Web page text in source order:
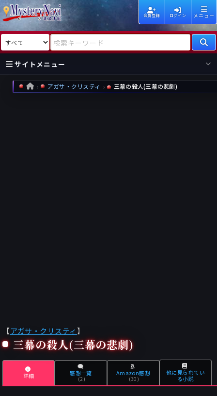
会員登録 ログイン メニュー
検索対象 検索キーワード
サイトメニュー
国内
海外
新着
HOME アガサ・クリスティ 三幕の殺人(三幕の悲劇)
【アガサ・クリスティ】
三幕の殺人(三幕の悲劇)
詳細 感想一覧
(2)
Amazon感想
(30)
他に見られてい
る小説